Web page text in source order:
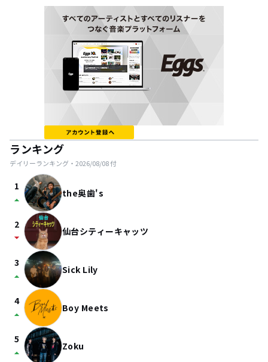
ランキング
デイリーランキング・ 2026/08/08付
1
arrow_drop_up the奥歯's
2
arrow_drop_down 仙台シティーキャッツ
3
arrow_drop_up Sick Lily
4
arrow_drop_up Boy Meets
5
arrow_drop_up Zoku